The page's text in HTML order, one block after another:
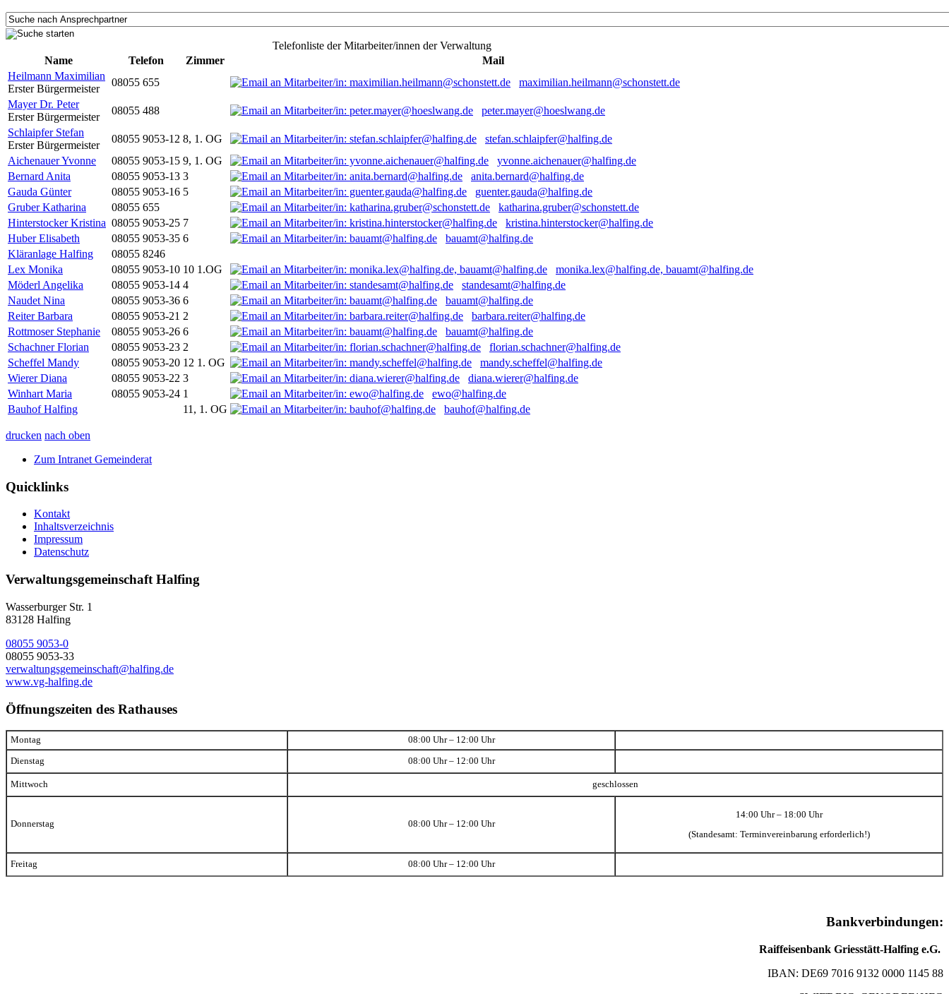
Telefonliste der Mitarbeiter/innen der Verwaltung
Name
Telefon Zimmer
Mail
Heilmann Maximilian
Erster Bürgermeister
08055 655
maximilian.heilmann@schonstett.de
Mayer Dr. Peter
Erster Bürgermeister
08055 488
peter.mayer@hoeslwang.de
Schlaipfer Stefan
Erster Bürgermeister
08055 9053-12 8, 1. OG
stefan.schlaipfer@halfing.de
Aichenauer Yvonne
08055 9053-15 9, 1. OG
yvonne.aichenauer@halfing.de
Bernard Anita
08055 9053-13 3
anita.bernard@halfing.de
Gauda Günter
08055 9053-16 5
guenter.gauda@halfing.de
Gruber Katharina
08055 655
katharina.gruber@schonstett.de
Hinterstocker Kristina 08055 9053-25 7
kristina.hinterstocker@halfing.de
Huber Elisabeth
08055 9053-35 6
bauamt@halfing.de
Kläranlage Halfing
08055 8246
Lex Monika
08055 9053-10 10 1.OG
monika.lex@halfing.de, bauamt@halfing.de
Möderl Angelika
08055 9053-14 4
standesamt@halfing.de
Naudet Nina
08055 9053-36 6
bauamt@halfing.de
Reiter Barbara
08055 9053-21 2
barbara.reiter@halfing.de
Rottmoser Stephanie
08055 9053-26 6
bauamt@halfing.de
Schachner Florian
08055 9053-23 2
florian.schachner@halfing.de
Scheffel Mandy
08055 9053-20 12 1. OG
mandy.scheffel@halfing.de
Wierer Diana
08055 9053-22 3
diana.wierer@halfing.de
Winhart Maria
08055 9053-24 1
ewo@halfing.de
Bauhof Halfing
11, 1. OG bauhof@halfing.de
drucken nach oben
Zum Intranet Gemeinderat
Quicklinks
Kontakt
Inhaltsverzeichnis
Impressum
Datenschutz
Verwaltungsgemeinschaft Halfing
Wasserburger Str. 1
83128 Halfing
08055 9053-0
08055 9053-33
verwaltungsgemeinschaft@halfing.de
www.vg-halfing.de
Öffnungszeiten des Rathauses
Montag 08:00 Uhr – 12:00 Uhr
Dienstag 08:00 Uhr – 12:00 Uhr
Mittwoch geschlossen
Donnerstag 08:00 Uhr – 12:00 Uhr
14:00 Uhr – 18:00 Uhr
(Standesamt: Terminvereinbarung erforderlich!)
Freitag 08:00 Uhr – 12:00 Uhr
Bankverbindungen:
Raiffeisenbank Griesstätt-Halfing e.G.
IBAN: DE69 7016 9132 0000 1145 88